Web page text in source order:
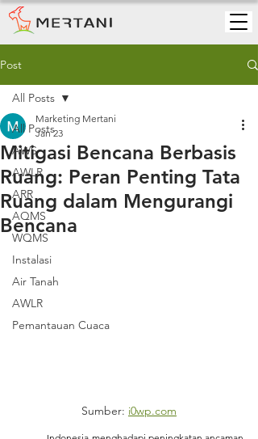
Post
All Posts
AWS
AWLR
ARR
AQMS
WQMS
Instalasi
Air Tanah
AWLR
Pemantauan Cuaca
All Posts
Mitigasi Bencana Berbasis
Ruang: Peran Penting Tata
Ruang dalam Mengurangi
Bencana
Marketing Mertani
Jan 23
Sumber: i0wp.com